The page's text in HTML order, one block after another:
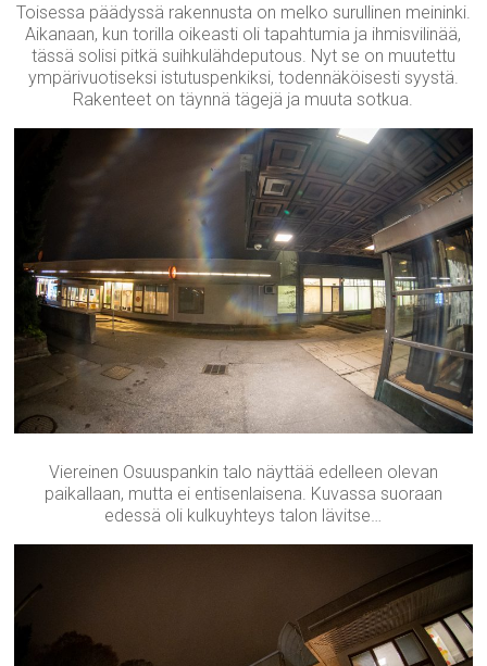
Toisessa päädyssä rakennusta on melko surullinen meininki.
Aikanaan, kun torilla oikeasti oli tapahtumia ja ihmisvilinää,
tässä solisi pitkä suihkulähdeputous. Nyt se on muutettu
ympärivuotiseksi istutuspenkiksi, todennäköisesti syystä.
Rakenteet on täynnä tägejä ja muuta sotkua.
Viereinen Osuuspankin talo näyttää edelleen olevan
paikallaan, mutta ei entisenlaisena. Kuvassa suoraan
edessä oli kulkuyhteys talon lävitse…